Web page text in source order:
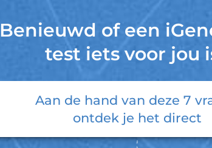
Benieuwd of een
test iets voor jou
Aan de hand van deze 7
ontdek je het direct